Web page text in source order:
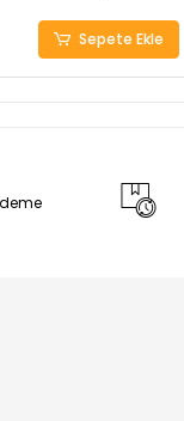
Sepete Ekle